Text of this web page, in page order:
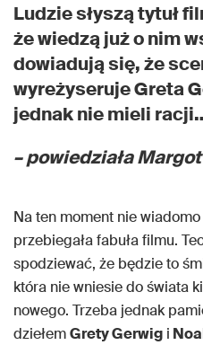
Ludzie słyszą tytuł
że wiedzą już o nim
dowiadują się, że
wyreżyseruje Greta
jednak nie mieli
– powiedziała
Na ten moment nie
przebiegała fabuła filmu.
spodziewać, że będzie to
która nie wniesie do świata
nowego. Trzeba jednak
dziełemGrety Gerwig i